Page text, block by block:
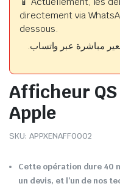
directement via
dessous.
مباشرة عبر واتساب.
Afficheur
Apple
SKU: APPXENAFF0002
Cette opération dure 40
un devis, et l’un de nos